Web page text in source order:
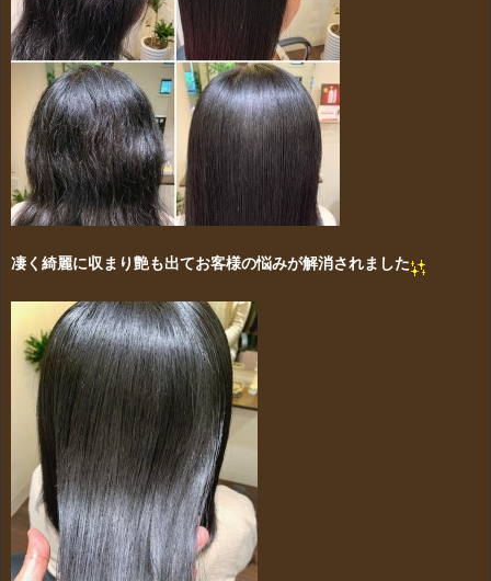
凄く綺麗に収まり艶も出てお客様の悩みが解消されました